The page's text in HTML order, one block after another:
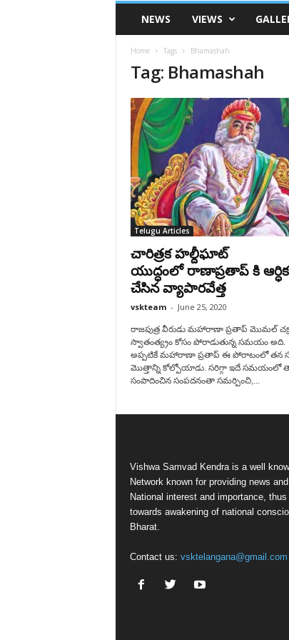
VSK
TelanganaNEWS VIEWS
Home Tags Bhamashah
Tag: Bhamashah
Telugu Articles
చారిత్రక హల్దీఘాట్
యుద్ధంలో రాణాప్రతాప్ కి
చేసిన వ్యాపారవేత్త
vskteam - June 25, 2020
రాజపుత్ర వీరుడు మహారాణా ప్రతాప్ మొమల్
స్వాతంత్య్రం కోసం పోరాడుతున్న సమయం అది.
అప్పటికే మహారాణా ప్రతాప్ ఈ పోరాటంలో తన
మొత్తాన్ని కోల్పోయాడు. సరిగ్గా ఇదే సమయంలో
సంపాదించిన సంపదనంతా సమర్పించి,...
Vishwa Samvad Kendra is a well
Network known for providing news
National interest and importance, thus
towards awakening of national
Bharat.
Contact us: vsktelangana@gmail.com